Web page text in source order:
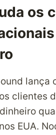
os
lança
clientes
EUA.